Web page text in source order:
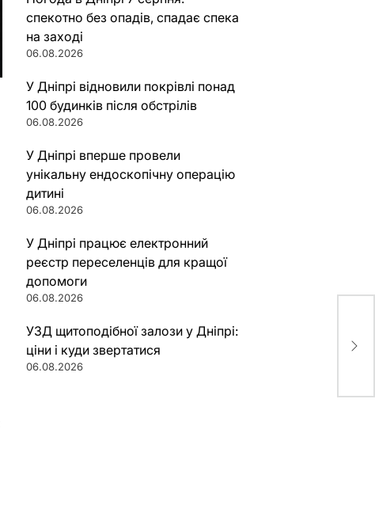
спекотно без опадів, спадає спека
на заході
06.08.2026
У Дніпрі відновили покрівлі понад
100 будинків після обстрілів
06.08.2026
У Дніпрі вперше провели
унікальну ендоскопічну операцію
дитині
06.08.2026
У Дніпрі працює електронний
реєстр переселенців для кращої
допомоги
06.08.2026
УЗД щитоподібної залози у Дніпрі:
ціни і куди звертатися
06.08.2026